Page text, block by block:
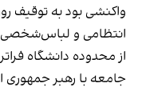
واکنشی بود به توقیف
انتظامی و لباس‌شخصی
از محدوده دانشگاه
جامعه با رهبر